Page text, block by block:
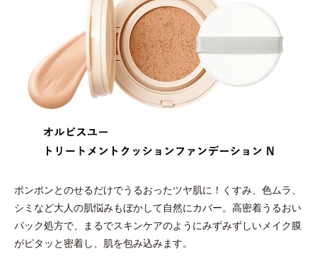
ポンポンとのせるだけでうるおったツヤ肌に！くすみ、色ムラ、
シミなど大人の肌悩みもぼかして自然にカバー。高密着うるおい
パック処方で、まるでスキンケアのようにみずみずしいメイク膜
がピタッと密着し、肌を包み込みます。